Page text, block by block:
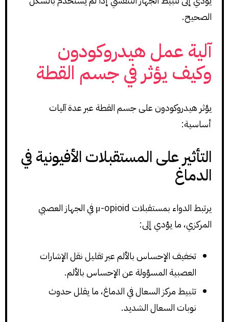
الصحيح.
آلية عمل هيدروكودون
وكيف يؤثر في جسم القطة
يؤثر هيدروكودون على جسم القطة عبر عدة آليات
أساسية:
التأثير على المستقبلات الأفيونية في
الدماغ
يرتبط الدواء بمستقبلات μ-opioid في الجهاز العصبي
المركزي، ما يؤدي إلى:
تخفيف الإحساس بالألم عبر تقليل نقل الإشارات
العصبية المسؤولة عن الإحساس بالألم.
تثبيط مركز السعال في الدماغ، ما يقلل حدوث
نوبات السعال الشديد.